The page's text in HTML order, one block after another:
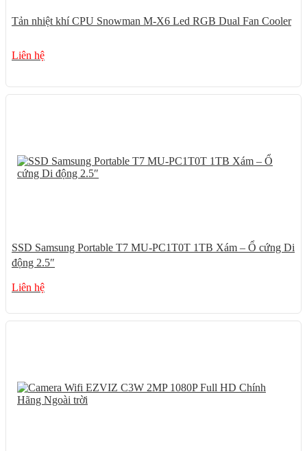
Tản nhiệt khí CPU Snowman M-X6 Led RGB Dual Fan Cooler
Liên hệ
SSD Samsung Portable T7 MU-PC1T0T 1TB Xám – Ổ cứng Di
động 2.5″
Liên hệ